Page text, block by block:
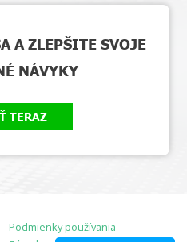
A ZLEPŠITE SVOJE
NÁVYKY
TERAZ
Podmienky používania